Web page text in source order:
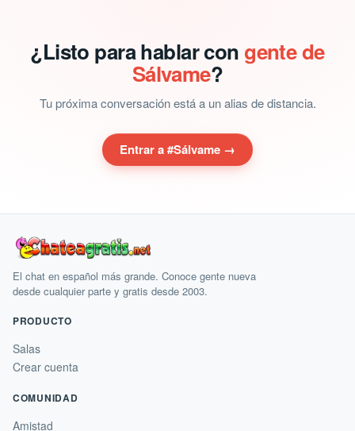
¿Listo para hablar con gente de
Sálvame?
Tu próxima conversación está a un alias de distancia.
Entrar a #Sálvame →
El chat en español más grande. Conoce gente nueva
desde cualquier parte y gratis desde 2003.
PRODUCTO
Salas
Crear cuenta
COMUNIDAD
Amistad